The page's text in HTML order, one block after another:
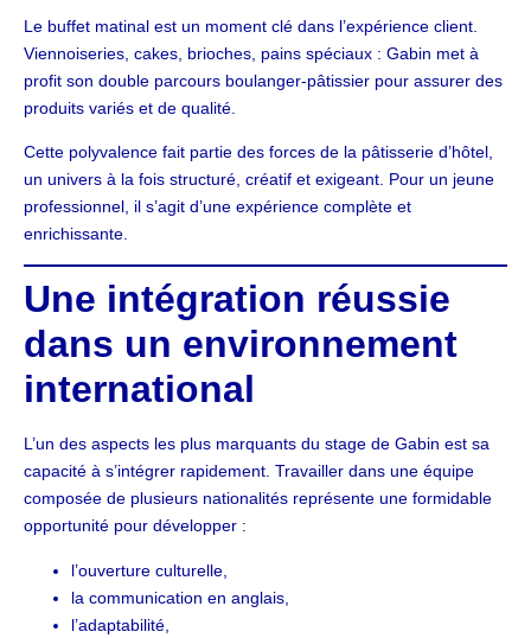
Le buffet matinal est un moment clé dans l’expérience client.
Viennoiseries, cakes, brioches, pains spéciaux : Gabin met à
profit son double parcours boulanger-pâtissier pour assurer des
produits variés et de qualité.
Cette polyvalence fait partie des forces de la pâtisserie d’hôtel,
un univers à la fois structuré, créatif et exigeant. Pour un jeune
professionnel, il s’agit d’une expérience complète et
enrichissante.
Une intégration réussie
dans un environnement
international
L’un des aspects les plus marquants du stage de Gabin est sa
capacité à s’intégrer rapidement. Travailler dans une équipe
composée de plusieurs nationalités représente une formidable
opportunité pour développer :
l’ouverture culturelle,
la communication en anglais,
l’adaptabilité,